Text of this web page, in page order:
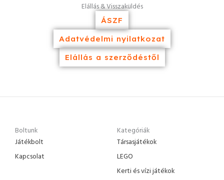
Elállás & Visszaküldés
ÁSZF
Adatvédelmi nyilatkozat
Elállás a szerződéstől
Boltunk
Játékbolt
Kapcsolat
Kategóriák
Társasjátékok
LEGO
Kerti és vízi játékok